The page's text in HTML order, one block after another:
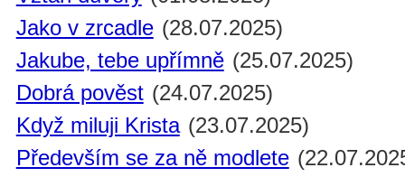
Jako v zrcadle (28.07.2025)
Jakube, tebe upřímně (25.07.2025)
Dobrá pověst (24.07.2025)
Když miluji Krista (23.07.2025)
Především se za ně modlete